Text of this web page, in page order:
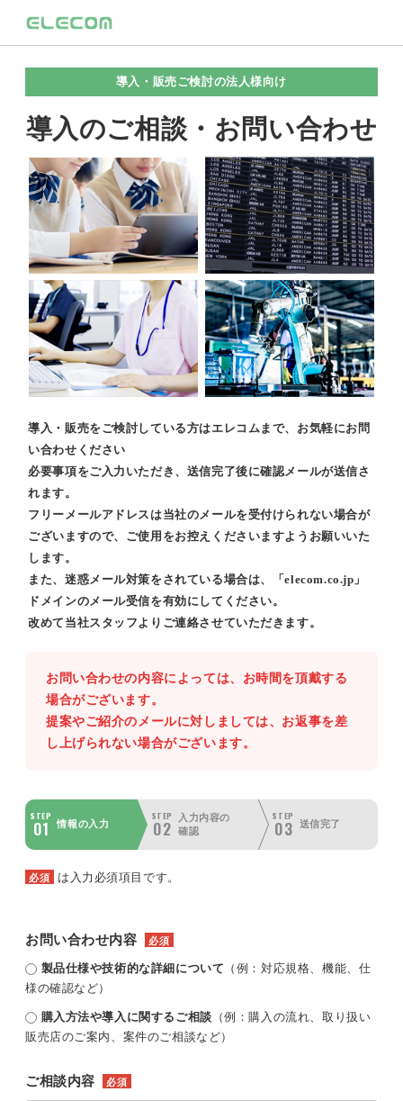
導入・販売ご検討の法人様向け
導入のご相談・お問い合わせ
導入・販売をご検討している方はエレコムまで、お気軽にお問
い合わせください
必要事項をご入力いただき、送信完了後に確認メールが送信さ
れます。
フリーメールアドレスは当社のメールを受付けられない場合が
ございますので、ご使用をお控えくださいますようお願いいた
します。
また、迷惑メール対策をされている場合は、「elecom.co.jp」
ドメインのメール受信を有効にしてください。
改めて当社スタッフよりご連絡させていただきます。
お問い合わせの内容によっては、お時間を頂戴する
場合がございます。
提案やご紹介のメールに対しましては、お返事を差
し上げられない場合がございます。
STEP
01 情報の入力
STEP
02
入力内容の
確認
STEP
03 送信完了
必須 は入力必須項目です。
お問い合わせ内容 必須
製品仕様や技術的な詳細について （例：対応規格、機能、仕
様の確認など）
購入方法や導入に関するご相談 （例：購入の流れ、取り扱い
販売店のご案内、案件のご相談など）
ご相談内容 必須